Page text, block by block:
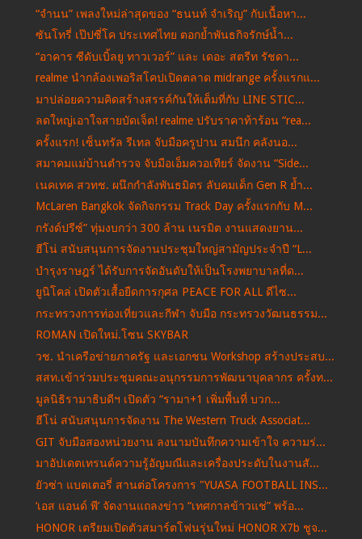
“จำนน” เพลงใหม่ล่าสุดของ “ธนนท์ จำเริญ” กับเนื้อหา...
ซันโทรี่ เป๊ปซี่โค ประเทศไทย ตอกย้ำพันธกิจรักษ์น้ำ...
“อาคาร ซีดับเบิ้ลยู ทาวเวอร์” และ เดอะ สตรีท รัชดา...
realme นำกล้องเพอริสโคปเปิดตลาด midrange ครั้งแรกแ...
มาปล่อยความคิดสร้างสรรค์กันให้เต็มที่กับ LINE STIC...
ลดใหญ่เอาใจสายบัดเจ็ต! realme ปรับราคาท้าร้อน “rea...
ครั้งแรก! เซ็นทรัล รีเทล จับมือครูปาน สมนึก คลังนอ...
สมาคมแม่บ้านตำรวจ จับมือเอ็มควอเทียร์ จัดงาน “Side...
เนคเทค สวทช. ผนึกกำลังพันธมิตร ลับคมเด็ก Gen R ย้ำ...
McLaren Bangkok จัดกิจกรรม Track Day ครั้งแรกกับ M...
กรังด์ปรีซ์” ทุ่มงบกว่า 300 ล้าน เนรมิต งานแสดงยาน...
ฮีโน่ สนับสนุนการจัดงานประชุมใหญ่สามัญประจำปี “L...
บำรุงราษฎร์ ได้รับการจัดอันดับให้เป็นโรงพยาบาลที่ด...
ยูนิโคล่ เปิดตัวเสื้อยืดการกุศล PEACE FOR ALL ดีไซ...
กระทรวงการท่องเที่ยวและกีฬา จับมือ กระทรวงวัฒนธรรม...
ROMAN เปิดใหม่.โซน SKYBAR
วช. นำเครือข่ายภาครัฐ และเอกชน Workshop สร้างประสบ...
สสท.เข้าร่วมประชุมคณะอนุกรรมการพัฒนาบุคลากร ครั้งท...
มูลนิธิรามาธิบดีฯ เปิดตัว “รามา+1 เพิ่มพื้นที่ บวก...
ฮีโน่ สนับสนุนการจัดงาน The Western Truck Associat...
GIT จับมือสองหน่วยงาน ลงนามบันทึกความเข้าใจ ความร่...
มาอัปเดตเทรนด์ความรู้อัญมณีและเครื่องประดับในงานสั...
ยัวซ่า แบตเตอรี่ สานต่อโครงการ "YUASA FOOTBALL INS...
‘เอส แอนด์ พี’ จัดงานแถลงข่าว “เทศกาลข้าวแช่” พร้อ...
HONOR เตรียมเปิดตัวสมาร์ตโฟนรุ่นใหม่ HONOR X7b ชูจ...